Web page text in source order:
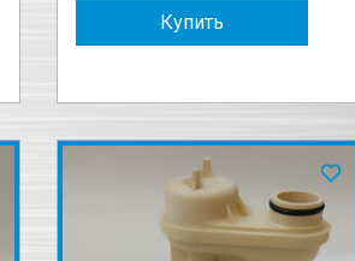
Купить